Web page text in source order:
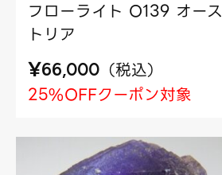
フローライト O139 オース
トリア
¥66,000 （税込）
25%OFFクーポン対象